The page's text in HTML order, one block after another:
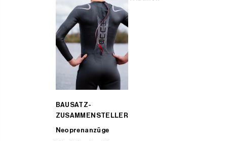
BAUSATZ-
ZUSAMMENSTELLER
Neoprenanzüge